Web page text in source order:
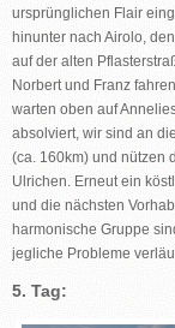
ursprünglichen Flair
hinunter nach Airolo,
auf der alten
Norbert und Franz
warten oben auf
absolviert, wir sind an
(ca. 160km) und nützen
Ulrichen. Erneut ein
und die nächsten
harmonische Gruppe
jegliche Probleme
5. Tag: